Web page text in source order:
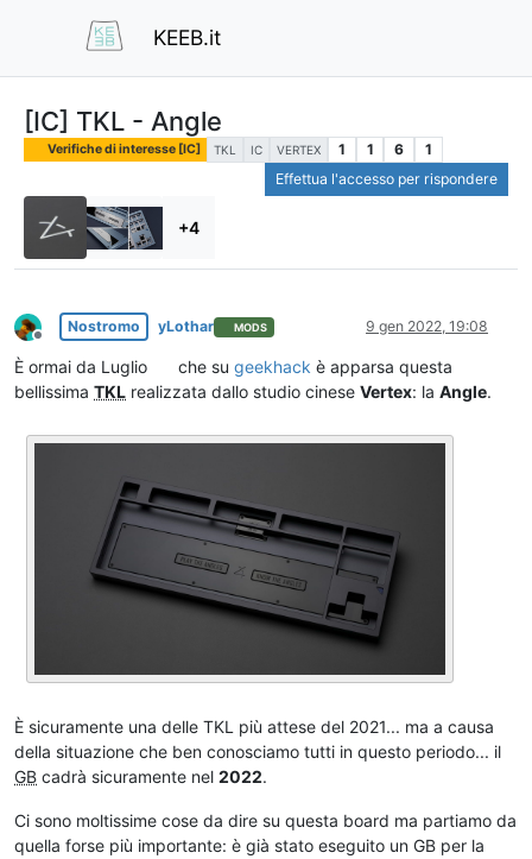
KEEB.it
[IC] TKL - Angle
Verifiche di interesse [IC] TKL IC VERTEX 1 1 6
1
Effettua l'accesso per rispondere
+4
Non in linea
Nostromo yLothar MODS 9 gen 2022, 19:08
È ormai da Luglio che su geekhack è apparsa questa
bellissima TKL realizzata dallo studio cinese Vertex: la Angle.
È sicuramente una delle TKL più attese del 2021... ma a causa
della situazione che ben conosciamo tutti in questo periodo... il
GB cadrà sicuramente nel 2022.
Ci sono moltissime cose da dire su questa board ma partiamo da
quella forse più importante: è già stato eseguito un GB per la